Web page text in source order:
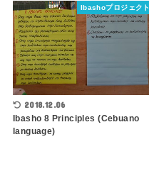
Ibashoプロジェクト
2018.12.06
Ibasho 8 Principles (Cebuano
language)